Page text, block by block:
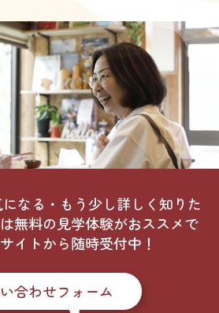
になる・もう少し詳しく知りた
無料の見学体験がおススメで
イトから随時受付中！
合わせフォーム